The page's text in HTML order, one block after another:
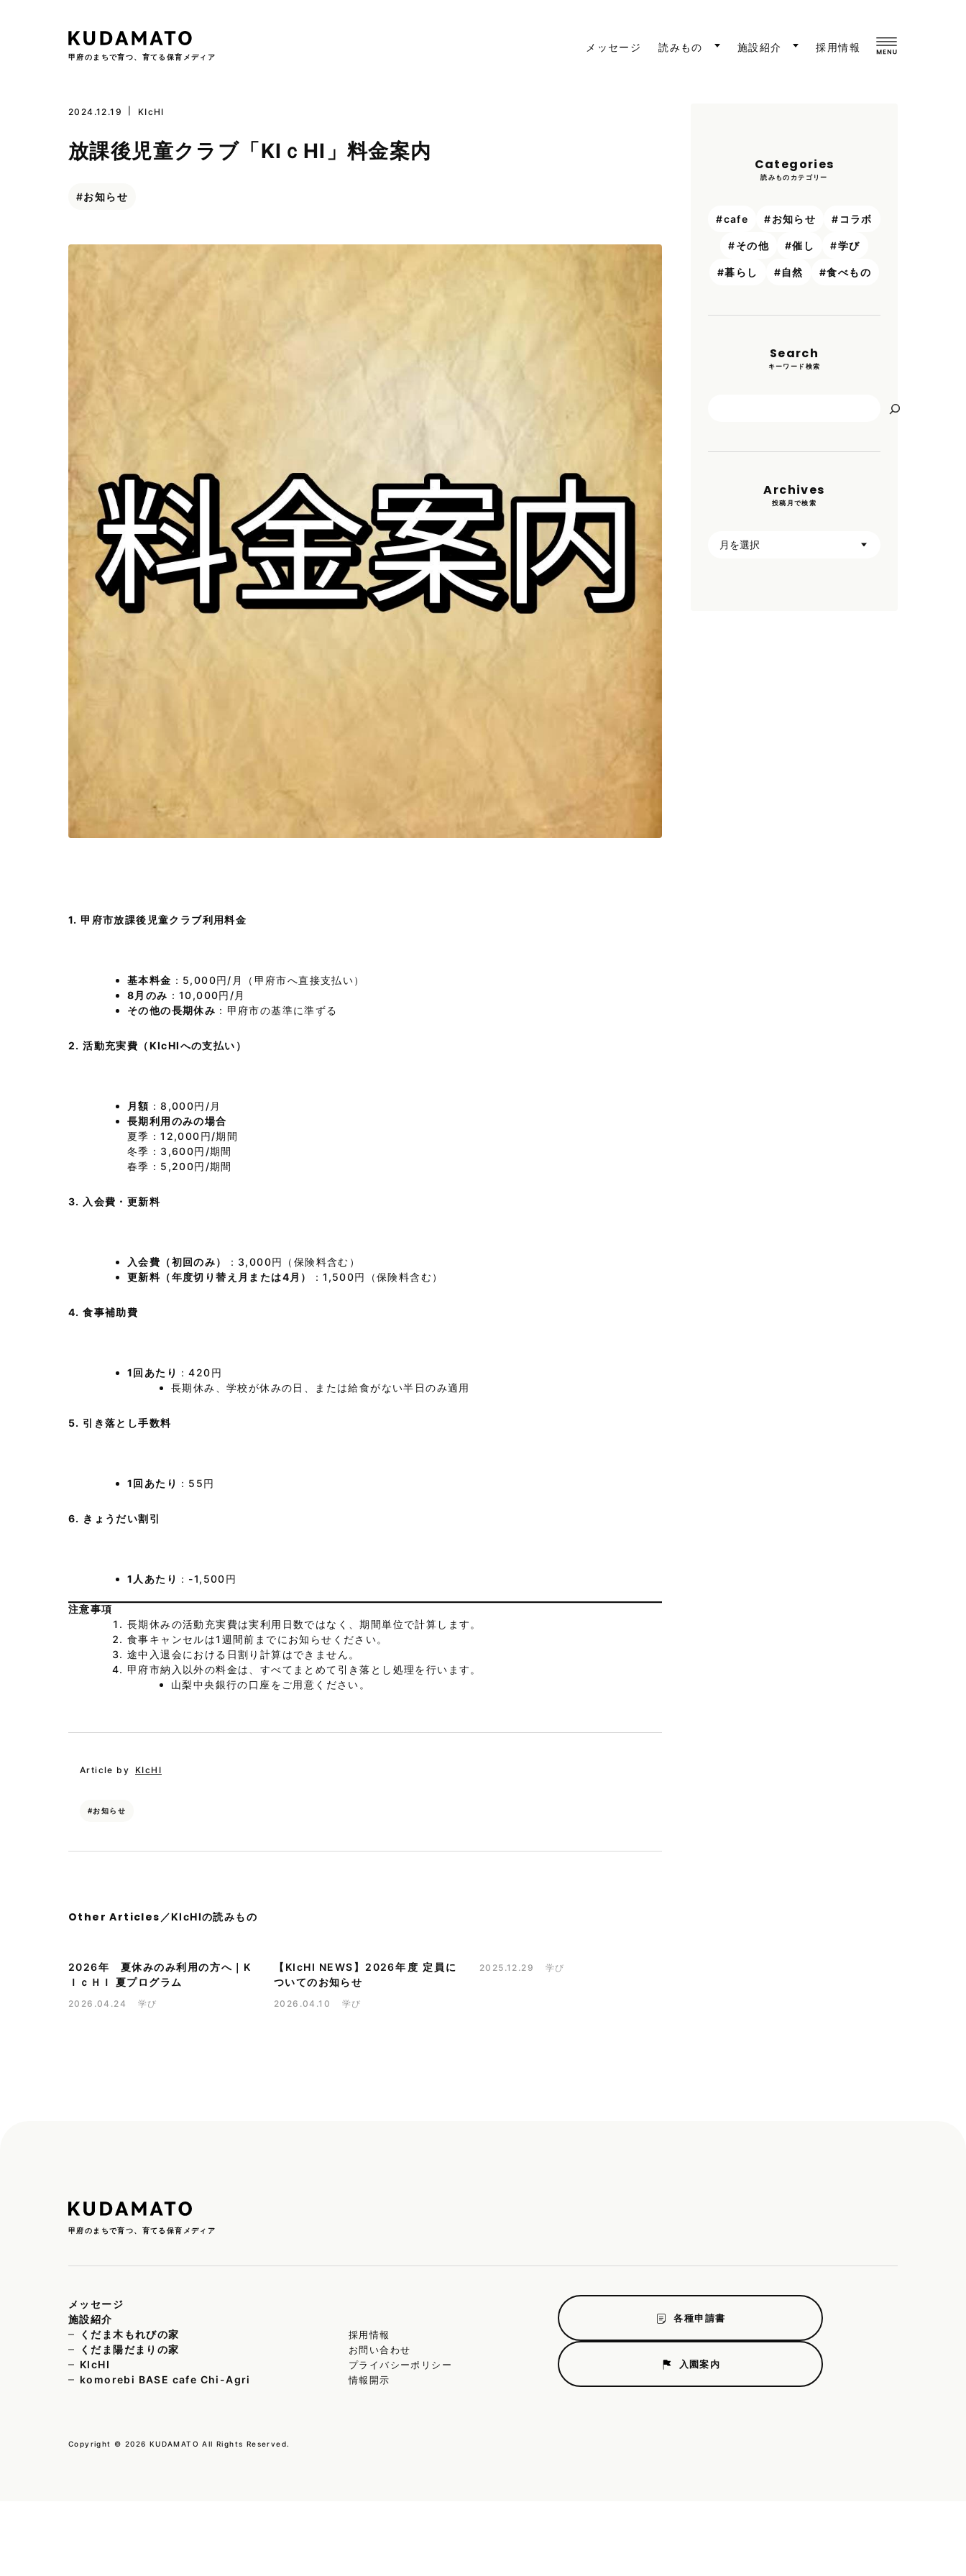
甲府のまちで育つ、育てる保育メディア
メッセージ 読みもの 施設紹介 採用情報
2024.12.19 KIcHI
放課後児童クラブ「KIｃHI」料金案内
お知らせ
1. 甲府市放課後児童クラブ利用料金
基本料金 ：5,000円/月（甲府市へ直接支払い）
8月のみ ：10,000円/月
その他の長期休み ：甲府市の基準に準ずる
2. 活動充実費（KIcHIへの支払い）
月額 ：8,000円/月
長期利用のみの場合
夏季：12,000円/期間
冬季：3,600円/期間
春季：5,200円/期間
3. 入会費・更新料
入会費（初回のみ）
：3,000円（保険料含む）
更新料（年度切り替え月または4月）
：1,500円（保険料含む）
4. 食事補助費
1回あたり ：420円
長期休み、学校が休みの日、または給食がない半日のみ適用
5. 引き落とし手数料
1回あたり ：55円
6. きょうだい割引
1人あたり ：-1,500円
注意事項
長期休みの活動充実費は実利用日数ではなく、期間単位で計算します。
食事キャンセルは1週間前までにお知らせください。
途中入退会における日割り計算はできません。
甲府市納入以外の料金は、すべてまとめて引き落とし処理を行います。
山梨中央銀行の口座をご用意ください。
Article by KIcHI
お知らせ
Other Articles ／KIcHIの読みもの
2026年 夏休みのみ利用の方へ｜K
ＩｃＨＩ 夏プログラム
2026.04.24 学び
【KIcHI NEWS】2026年度 定員に
ついてのお知らせ
2026.04.10 学び
2025.12.29 学び
Categories
読みものカテゴリー
cafe お知らせ コラボ
その他 催し 学び
暮らし 自然 食べもの
Search
キーワード検索
Archives
投稿月で検索
甲府のまちで育つ、育てる保育メディア
メッセージ
施設紹介
くだま木もれびの家
くだま陽だまりの家
KIcHI
komorebi BASE cafe Chi-Agri
採用情報
お問い合わせ
プライバシーポリシー
情報開示
各種申請書
入園案内
Copyright © 2026 KUDAMATO All Rights Reserved.